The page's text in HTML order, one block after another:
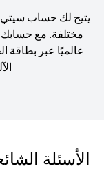
يتيح لك حساب سيتي
مختلفة. مع حسابك
عالميًا عبر
الأسئلة